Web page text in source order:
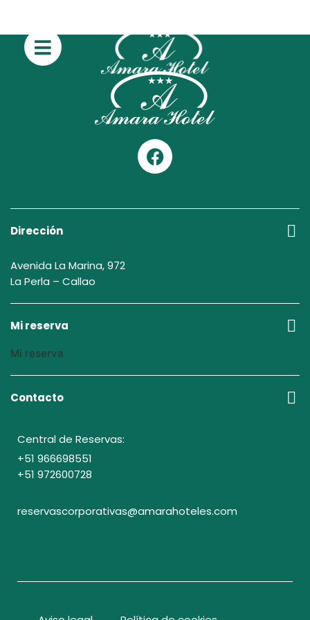
Dirección
Avenida La Marina, 972
La Perla – Callao
Mi reserva
Mi reserva
Contacto
Central de Reservas:
+51 966698551
+51 972600728
reservascorporativas@amarahoteles.com